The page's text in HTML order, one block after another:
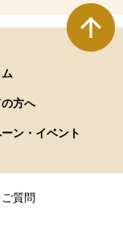
方へ
ン・イベント
質問